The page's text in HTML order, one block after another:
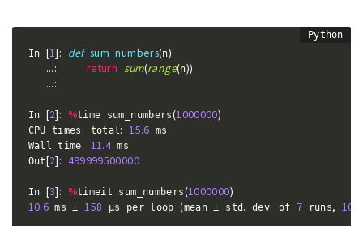
In [1]: def sum_numbers(n):
...: return sum(range(n))
...:
In [2]: %time sum_numbers(1000000)
CPU times : total: 15.6 ms
Wall time: 11.4 ms
Out[2]: 499999500000
In [3]: %timeit sum_numbers(1000000)
10.6 ms ± 158 μs per loop (mean ± std . dev. of 7 runs, 100